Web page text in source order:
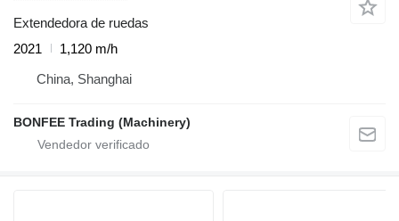
Extendedora de ruedas
2021
1,120 m/h
China, Shanghai
BONFEE Trading (Machinery)